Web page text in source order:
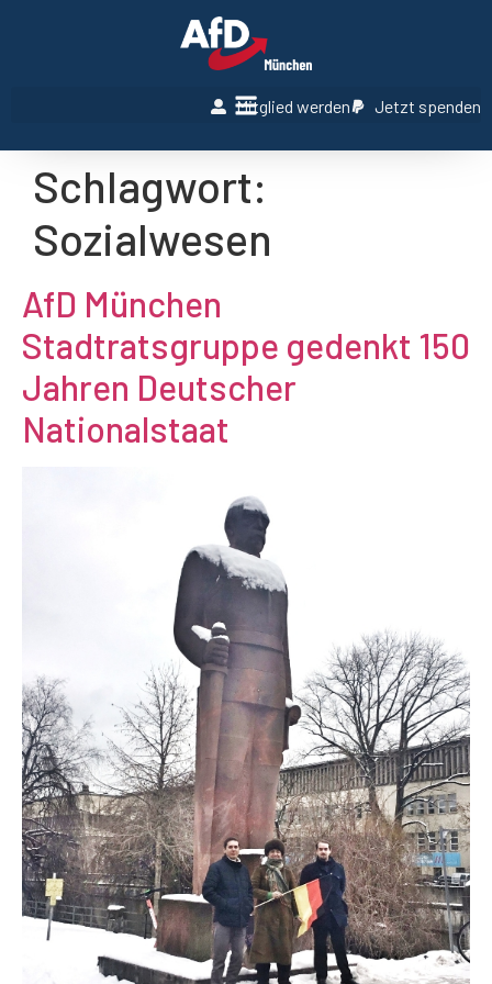
Mitglied werden Jetzt spenden
Schlagwort:
Sozialwesen
AfD München
Stadtratsgruppe gedenkt 150
Jahren Deutscher
Nationalstaat